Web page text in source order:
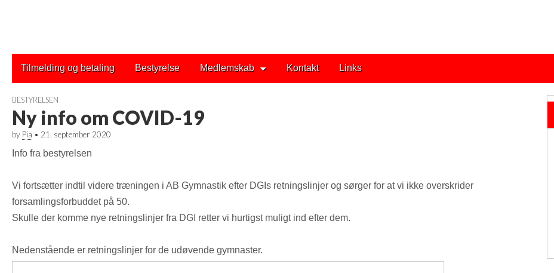
Main
menu
Tilmelding og betaling Bestyrelse Medlemskab Kontakt Links
BESTYRELSEN
Ny info om COVID-19
by Pia • 21. september 2020
Info fra bestyrelsen
Vi fortsætter indtil videre træningen i AB Gymnastik efter DGIs retningslinjer og sørger for at vi ikke overskrider
forsamlingsforbuddet på 50.
Skulle der komme nye retningslinjer fra DGI retter vi hurtigst muligt ind efter dem.
Nedenstående er retningslinjer for de udøvende gymnaster.